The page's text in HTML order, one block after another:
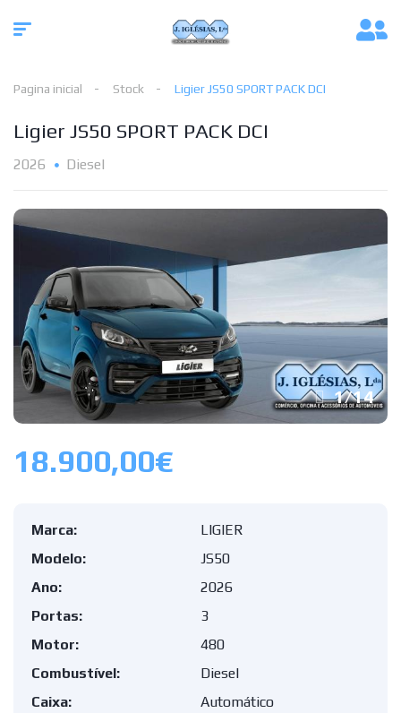
Pagina inicial Stock Ligier JS50 SPORT PACK DCI
Ligier JS50 SPORT PACK DCI
2026 Diesel
1/14
18.900,00€
Marca:
LIGIER
Modelo:
JS50
Ano:
2026
Portas:
3
Motor:
480
Combustível:
Diesel
Caixa:
Automático